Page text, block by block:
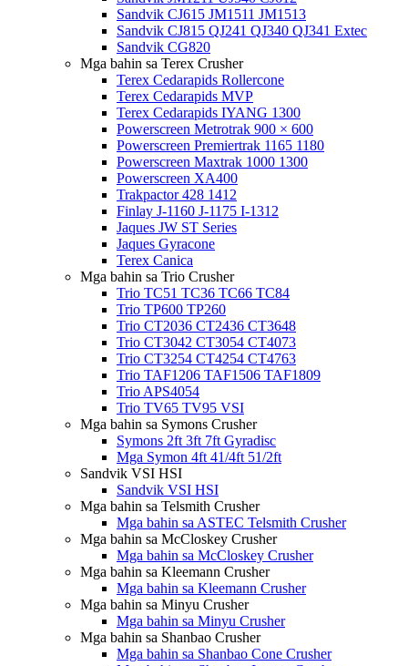
Sandvik CJ615 JM1511 JM1513
Sandvik CJ815 QJ241 QJ340 QJ341 Extec
Sandvik CG820
Mga bahin sa Terex Crusher
Terex Cedarapids Rollercone
Terex Cedarapids MVP
Terex Cedarapids IYANG 1300
Powerscreen Metrotrak 900 × 600
Powerscreen Premiertrak 1165 1180
Powerscreen Maxtrak 1000 1300
Powerscreen XA400
Trakpactor 428 1412
Finlay J-1160 J-1175 I-1312
Jaques JW ST Series
Jaques Gyracone
Terex Canica
Mga bahin sa Trio Crusher
Trio TC51 TC36 TC66 TC84
Trio TP600 TP260
Trio CT2036 CT2436 CT3648
Trio CT3042 CT3054 CT4073
Trio CT3254 CT4254 CT4763
Trio TAF1206 TAF1506 TAF1809
Trio APS4054
Trio TV65 TV95 VSI
Mga bahin sa Symons Crusher
Symons 2ft 3ft 7ft Gyradisc
Mga Symon 4ft 41/4ft 51/2ft
Sandvik VSI HSI
Sandvik VSI HSI
Mga bahin sa Telsmith Crusher
Mga bahin sa ASTEC Telsmith Crusher
Mga bahin sa McCloskey Crusher
Mga bahin sa McCloskey Crusher
Mga bahin sa Kleemann Crusher
Mga bahin sa Kleemann Crusher
Mga bahin sa Minyu Crusher
Mga bahin sa Minyu Crusher
Mga bahin sa Shanbao Crusher
Mga bahin sa Shanbao Cone Crusher